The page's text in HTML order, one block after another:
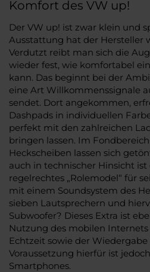
Komfort des VW up!
Der VW up! ist zwar klein und
Ausstattung hat der Hersteller
Verdutzt reibt man sich die
wieder fest, wie komfortabel
kann. Das beginnt bei der
eine Art Willkommenssignale
sendet. Dort angekommen,
Dashpads in individuellen
perfekt mit den zahlreichen
bringen lassen. Im
Heckscheiben lassen sich
auch in technischer Hinsicht ist
regelrechtes „Rolemodel“ für
mit einem Soundsystem des
sieben Lautsprechern und
Subwoofer? Dieses Extra ist
Nutzung des mobilen
Echtzeit sowie der Wiedergabe
Voraussetzung hierfür ist
Smartphones.